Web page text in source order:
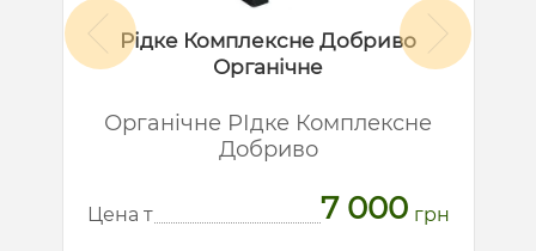
Рідке Комплексне Добриво
Органічне
Органічне РІдке Комплексне
Добриво
Цена т 7 000 грн